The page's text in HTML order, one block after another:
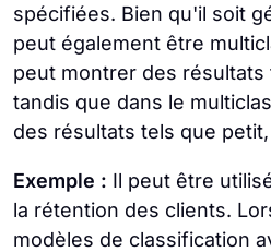
spécifiées. Bien qu'il soit
peut également être
peut montrer des
tandis que dans le
des résultats tels que
Exemple : Il peut être
la rétention des clients.
modèles de classification